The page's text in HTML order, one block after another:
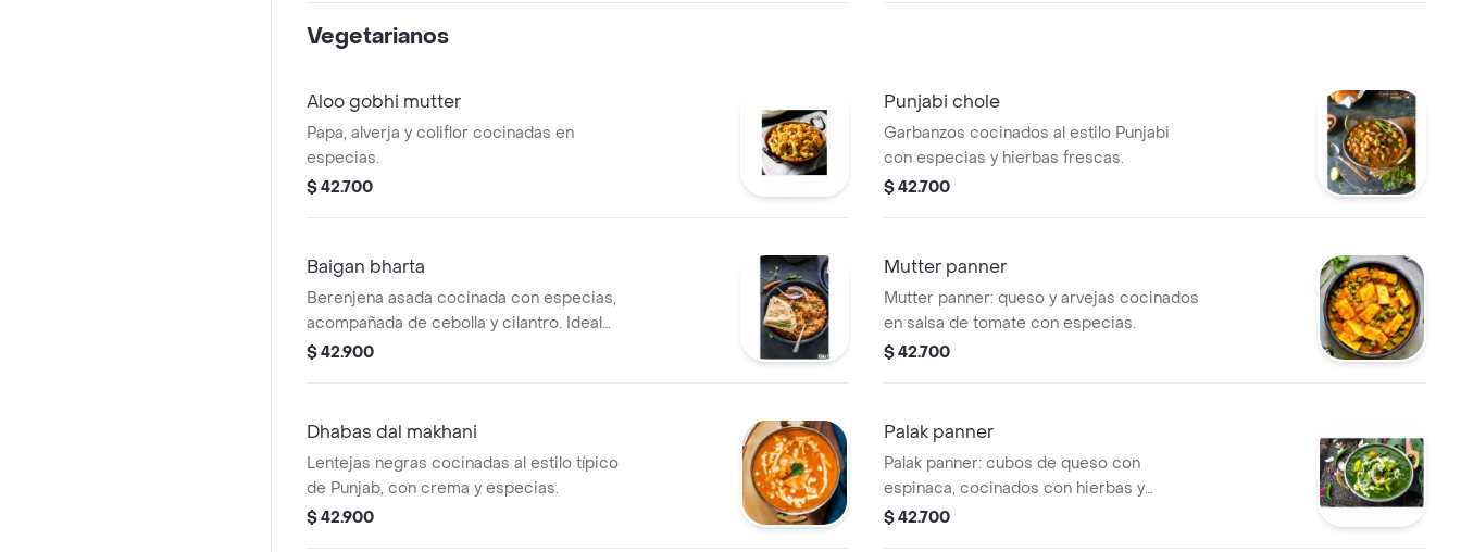
Vegetarianos
Aloo gobhi mutter
Papa, alverja y coliflor cocinadas en
especias.
$ 42.700
Punjabi chole
Garbanzos cocinados al estilo Punjabi
con especias y hierbas frescas.
$ 42.700
Baigan bharta
Berenjena asada cocinada con especias,
acompañada de cebolla y cilantro. Ideal
como guarnición.
$ 42.900
Mutter panner
Mutter panner: queso y arvejas cocinados
en salsa de tomate con especias.
$ 42.700
Dhabas dal makhani
Lentejas negras cocinadas al estilo típico
de Punjab, con crema y especias.
$ 42.900
Palak panner
Palak panner: cubos de queso con
espinaca, cocinados con hierbas y
especias.
$ 42.700